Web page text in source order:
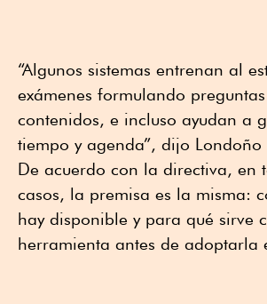
“Algunos sistemas entrenan al
exámenes formulando
contenidos, e incluso ayudan a
tiempo y agenda”, dijo Londoño
De acuerdo con la directiva, en
casos, la premisa es la misma:
hay disponible y para qué sirve
herramienta antes de adoptarla